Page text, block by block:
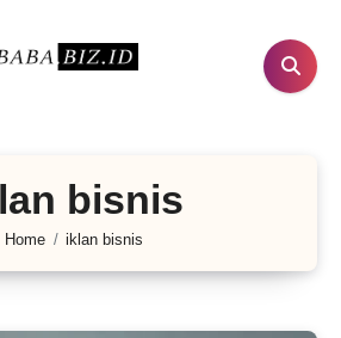
bisnis
Home iklan bisnis